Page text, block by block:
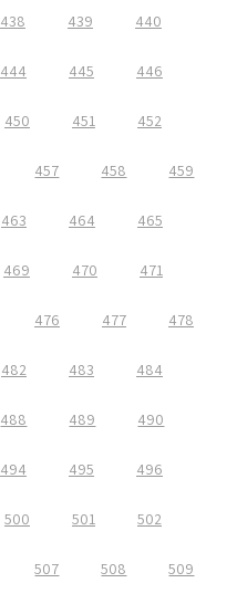
438 439 440
444 445 446
450 451 452
457 458 459
463 464 465
469 470 471
476 477 478
482 483 484
488 489 490
494 495 496
500 501 502
507 508 509